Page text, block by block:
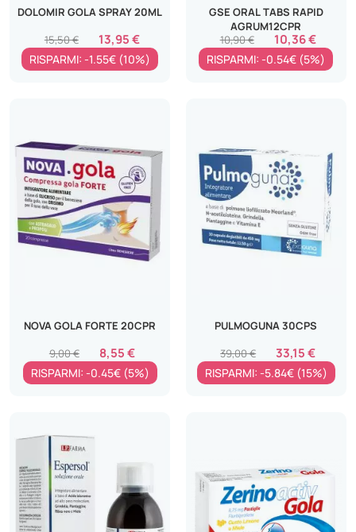
DOLOMIR GOLA SPRAY 20ML
13,95 €
15,50 €
RISPARMI: -1.55€ (10%)
GSE ORAL TABS RAPID
AGRUM12CPR
10,36 €
10,90 €
RISPARMI: -0.54€ (5%)
NOVA GOLA FORTE 20CPR
8,55 €
9,00 €
RISPARMI: -0.45€ (5%)
PULMOGUNA 30CPS
33,15 €
39,00 €
RISPARMI: -5.84€ (15%)